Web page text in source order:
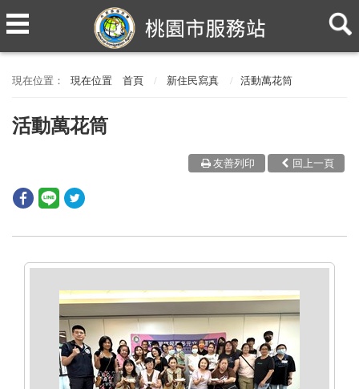
現在位置 首頁 新住民寫真 活動萬花筒
活動萬花筒
回上一頁
友善列印